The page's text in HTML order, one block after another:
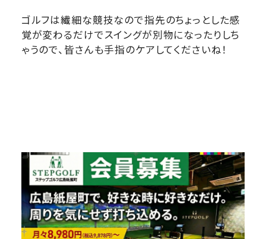
ゴルフは繊細な競技なので指先のちょっとした感
覚が変わるだけでスイングが別物になったりしち
ゃうので、皆さんも手指のケアしてくださいね！